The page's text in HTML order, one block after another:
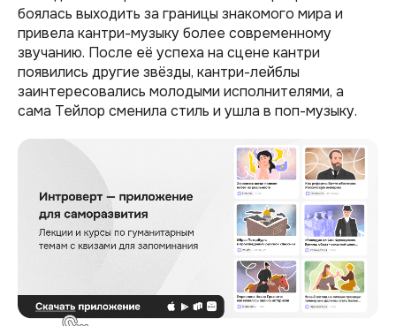
боялась выходить за границы знакомого мира и
привела кантри-музыку более современному
звучанию. После её успеха на сцене кантри
появились другие звёзды, кантри-лейблы
заинтересовались молодыми исполнителями, а
сама Тейлор сменила стиль и ушла в поп-музыку.